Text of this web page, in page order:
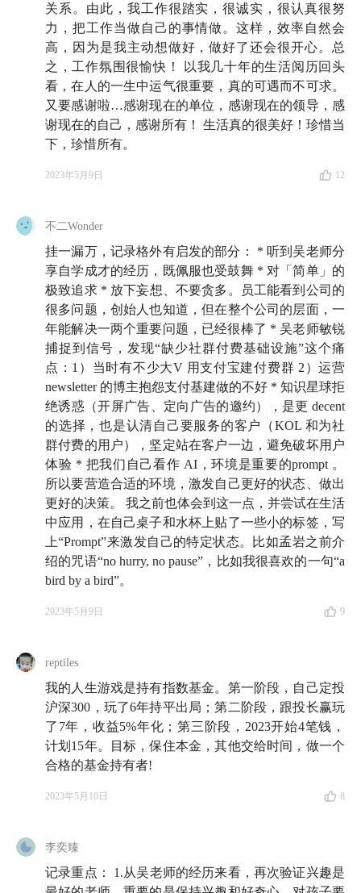
别：「秘书与公关」毕业生成为了喇叭厂销售，偶然开
始自学计算机知识
17:24 听完吴老师的职业发展历程和职业早期的困惑，
孟岩发问：创业之后的吴老师有没有变成自己曾经「讨
厌」的样子？
23:55 吴老师反问：为什么孟岩创业的每一步都好像十
分笃定？
43:16一个扎心的真相：很多创业者都不愿意承认自己
没有找到 MVP
45:47「知识星球」迎来转折点的瞬间是怎样的？
54:42极致地追求「简单」，反而让现在的「知识星
球」拥有了更强的竞争力
63:31一家小小的创业公司如何才能再存活 20 年？孟
岩和吴老师分别有着不同的答案
🔍 延伸信息
相关书籍：《让大象飞》《复盘网飞 》《Getting Real 》
相关网站：https://basecamp.com/
你可以随时随地在「有知有行」App 里免费阅读《
第 1 课》的完整内容，但如果你希望买一本实体书来读
读，那么，欢迎 点击这里 ，或者在微信中搜索小程序
「有知有行的店铺」，购买由读库出版的《投资第 1
课》精装本。
不管是在有知有行，还是小宇宙、喜马拉雅、QQ音
乐、网易云音乐、苹果播客、三联中读、蜻蜓FM、荔
关系。由此，我工作很踏实，很诚实，很认真很努
力，把工作当做自己的事情做。这样，效率自然会
高，因为是我主动想做好，做好了还会很开心。总
之，工作氛围很愉快！ 以我几十年的生活阅历回头
看，在人的一生中运气很重要，真的可遇而不可求。
又要感谢啦…感谢现在的单位，感谢现在的领导，感
谢现在的自己，感谢所有！ 生活真的很美好！珍惜当
下，珍惜所有。
2023年5月9日 12
不二Wonder
挂一漏万，记录格外有启发的部分： * 听到吴老师分
享自学成才的经历，既佩服也受鼓舞 * 对「简单」的
极致追求 * 放下妄想、不要贪多。员工能看到公司的
很多问题，创始人也知道，但在整个公司的层面，一
年能解决一两个重要问题，已经很棒了 * 吴老师敏锐
捕捉到信号，发现“缺少社群付费基础设施”这个痛
点：1）当时有不少大V 用支付宝建付费群 2）运营
newsletter 的博主抱怨支付基建做的不好 * 知识星球拒
绝诱惑（开屏广告、定向广告的邀约），是更 decent
的选择，也是认清自己要服务的客户（KOL 和为社
群付费的用户），坚定站在客户一边，避免破坏用户
体验 * 把我们自己看作 AI，环境是重要的prompt 。
所以要营造合适的环境，激发自己更好的状态、做出
更好的决策。 我之前也体会到这一点，并尝试在生活
中应用，在自己桌子和水杯上贴了一些小的标签，写
上“Prompt”来激发自己的特定状态。比如孟岩之前介
绍的咒语“no hurry, no pause”，比如我很喜欢的一句“a
bird by a bird”。
2023年5月9日 9
reptiles
我的人生游戏是持有指数基金。第一阶段，自己定投
沪深300，玩了6年持平出局；第二阶段，跟投长赢玩
了7年，收益5%年化；第三阶段，2023开始4笔钱，
计划15年。目标，保住本金，其他交给时间，做一个
合格的基金持有者!
2023年5月10日 8
李奕臻
记录重点： 1.从吴老师的经历来看，再次验证兴趣是